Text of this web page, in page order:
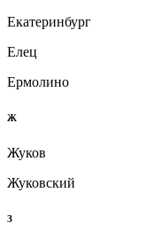
Екатеринбург
Елец
Ермолино
Ж
Жуков
Жуковский
З